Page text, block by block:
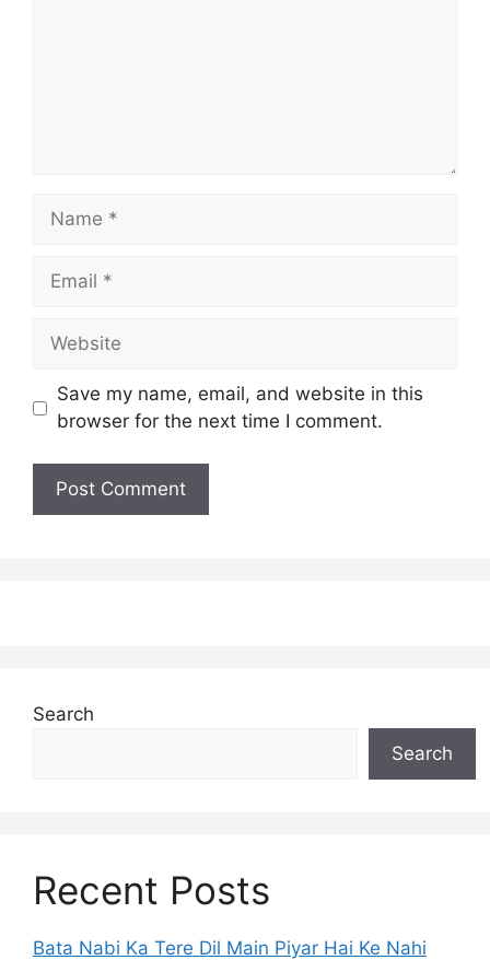
Name
Email
Website
Save my name, email, and website in this
browser for the next time I comment.
Search
Search
Recent Posts
Bata Nabi Ka Tere Dil Main Piyar Hai Ke Nahi